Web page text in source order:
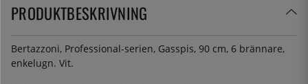
PRODUKTBESKRIVNING
Bertazzoni, Professional-serien, Gasspis, 90 cm, 6 brännare,
enkelugn. Vit.